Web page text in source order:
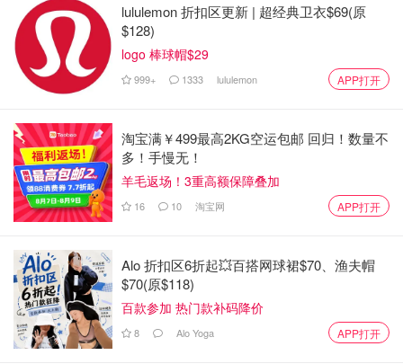
封面图：usda.gov
「该长文章来自@山鸡村小灵通-北美省钱快报，版权归原
作者所有」
致命菌，已有4人中招！这些品牌产品
千万别吃！
OOliviaZZ 1473
疑李斯特菌污染
是momo酱 2552
lululemon 折扣区更新 | 超经典卫衣$69(原
$128)
logo 棒球帽$29
999+ 1333 lululemon APP打开
淘宝满￥499最高2KG空运包邮 回归！数量不
多！手慢无！
羊毛返场！3重高额保障叠加
16 10 淘宝网 APP打开
Alo 折扣区6折起💥百搭网球裙$70、渔夫帽
$70(原$118)
百款参加 热门款补码降价
8 Alo Yoga APP打开